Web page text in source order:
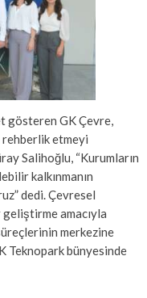
gösteren GK Çevre,
etmeyi
Salihoğlu, “Kurumların
kalkınmanın
dedi. Çevresel
amacıyla
merkezine
Teknopark bünyesinde